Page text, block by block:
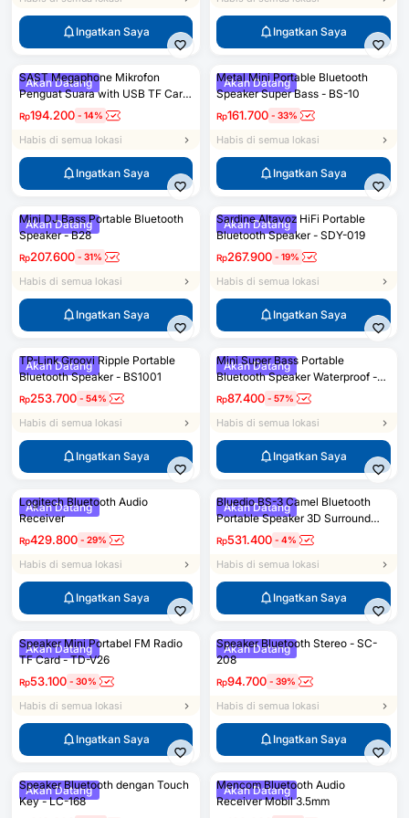
Ingatkan Saya Ingatkan Saya
Akan Datang
SAST Megaphone Mikrofon
Penguat Suara with USB TF Card
FM Radio - N-202
Rp194.200 - 14%
Habis di semua lokasi
Ingatkan Saya
Akan Datang
Metal Mini Portable Bluetooth
Speaker Super Bass - BS-10
Rp161.700 - 33%
Habis di semua lokasi
Ingatkan Saya
Akan Datang
Mini DJ Bass Portable Bluetooth
Speaker - B28
Rp207.600 - 31%
Habis di semua lokasi
Ingatkan Saya
Akan Datang
Sardine Altavoz HiFi Portable
Bluetooth Speaker - SDY-019
Rp267.900 - 19%
Habis di semua lokasi
Ingatkan Saya
Akan Datang
TP-Link Groovi Ripple Portable
Bluetooth Speaker - BS1001
Rp253.700 - 54%
Habis di semua lokasi
Ingatkan Saya
Akan Datang
Mini Super Bass Portable
Bluetooth Speaker Waterproof -
S1
Rp87.400 - 57%
Habis di semua lokasi
Ingatkan Saya
Akan Datang
Logitech Bluetooth Audio
Receiver
Rp429.800 - 29%
Habis di semua lokasi
Ingatkan Saya
Akan Datang
Bluedio BS-3 Camel Bluetooth
Portable Speaker 3D Surround
Effect
Rp531.400 - 4%
Habis di semua lokasi
Ingatkan Saya
Akan Datang
Speaker Mini Portabel FM Radio
TF Card - TD-V26
Rp53.100 - 30%
Habis di semua lokasi
Ingatkan Saya
Akan Datang
Speaker Bluetooth Stereo - SC-
208
Rp94.700 - 39%
Habis di semua lokasi
Ingatkan Saya
Akan Datang
Speaker Bluetooth dengan Touch
Key - LC-168
Akan Datang
Mencom Bluetooth Audio
Receiver Mobil 3.5mm